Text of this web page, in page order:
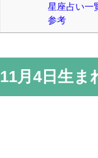
星座占い一
参考
11月4日 生ま